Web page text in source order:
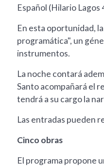
Español (Hilario
En esta oportunidad,
programática", un
instrumentos.
La noche contará
Santo acompañará el
tendrá a su cargo la
Las entradas pueden
Cinco obras
El programa propone